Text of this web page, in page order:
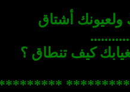
أشتاق
كيف تنطاق ؟